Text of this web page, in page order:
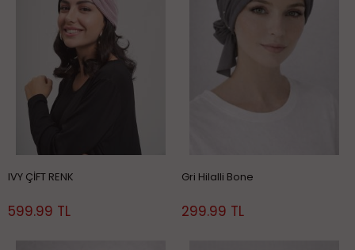
IVY ÇİFT RENK
599.99 TL
Gri Hilalli Bone
299.99 TL